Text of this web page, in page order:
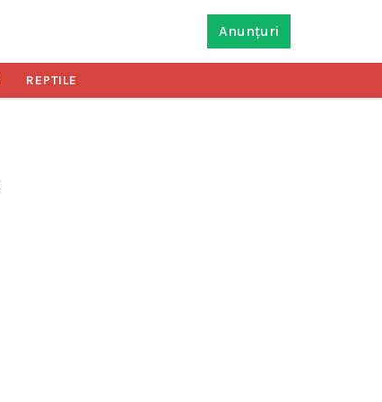
Anunțuri
REPTILE